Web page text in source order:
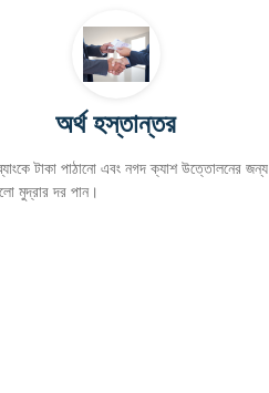
অর্থ হস্তান্তর
টাকা পাঠানো এবং নগদ ক্যাশ উত্তোলনের জন্য
মুদ্রার দর পান।